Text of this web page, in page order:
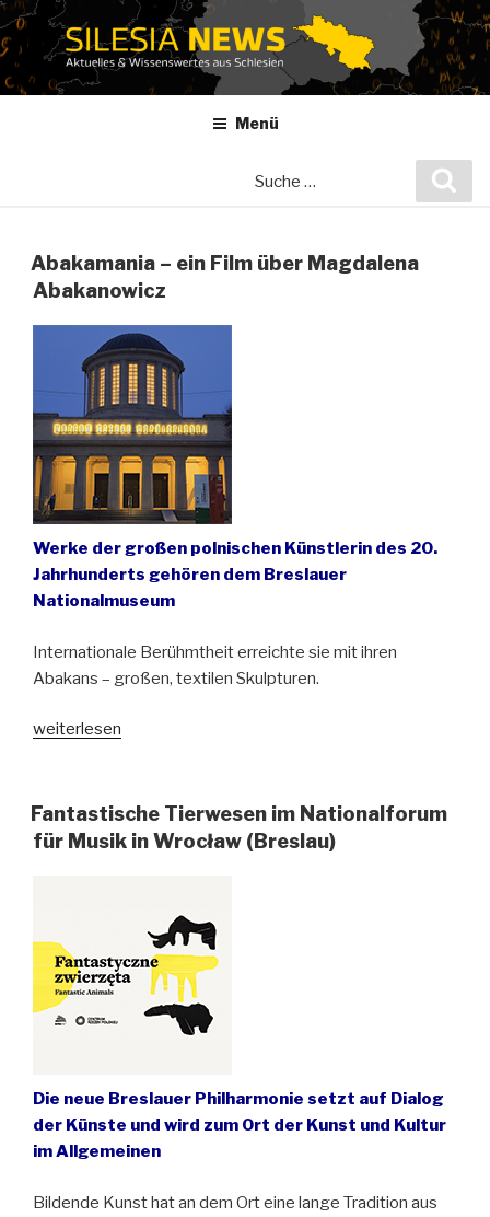
Zum
Inhalt
springen
Menü
Abakamania – ein Film über Magdalena
Abakanowicz
Werke der großen polnischen Künstlerin des 20.
Jahrhunderts gehören dem Breslauer
Nationalmuseum
Internationale Berühmtheit erreichte sie mit ihren
Abakans – großen, textilen Skulpturen.
„Abakamania
Film
über
weiterlesen
Fantastische Tierwesen im Nationalforum
für Musik in Wrocław (Breslau)
Die neue Breslauer Philharmonie setzt auf Dialog
der Künste und wird zum Ort der Kunst und Kultur
im Allgemeinen
Bildende Kunst hat an dem Ort eine lange Tradition aus